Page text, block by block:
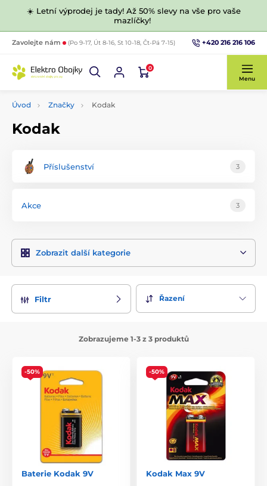
☀️ Letní výprodej je tady! Až 50% slevy na vše pro vaše
mazlíčky!
Zavolejte nám (Po 9-17, Út 8-16, St 10-18, Čt-Pá 7-15) +420 216 216 106
0
Menu
Úvod Značky Kodak
Kodak
Příslušenství 3
Akce 3
Zobrazit další kategorie
Filtr Řazení
Zobrazujeme 1-3 z 3 produktů
-50%
Baterie Kodak 9V
-50%
Kodak Max 9V